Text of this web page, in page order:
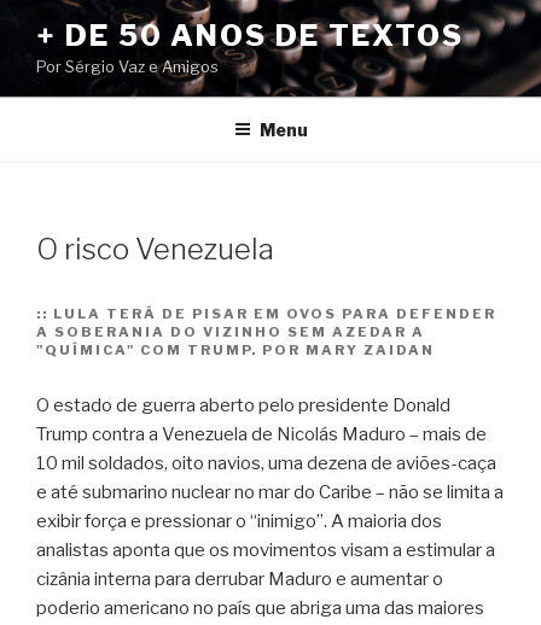
conteúdo
+ DE 50 ANOS DE TEXTOS
Por Sérgio Vaz e Amigos
Menu
O risco Venezuela
:: LULA TERÁ DE PISAR EM OVOS PARA DEFENDER
A SOBERANIA DO VIZINHO SEM AZEDAR A
"QUÍMICA" COM TRUMP. POR MARY ZAIDAN
O estado de guerra aberto pelo presidente Donald
Trump contra a Venezuela de Nicolás Maduro – mais de
10 mil soldados, oito navios, uma dezena de aviões-caça
e até submarino nuclear no mar do Caribe – não se limita a
exibir força e pressionar o “inimigo”. A maioria dos
analistas aponta que os movimentos visam a estimular a
cizânia interna para derrubar Maduro e aumentar o
poderio americano no país que abriga uma das maiores